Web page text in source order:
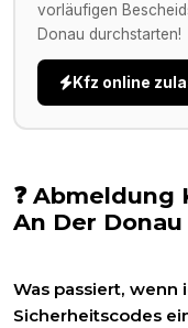
vorläufigen
Donau durchstarten!
Kfz online
❓
An Der Donau
Was passiert,
Sicherheitscodes